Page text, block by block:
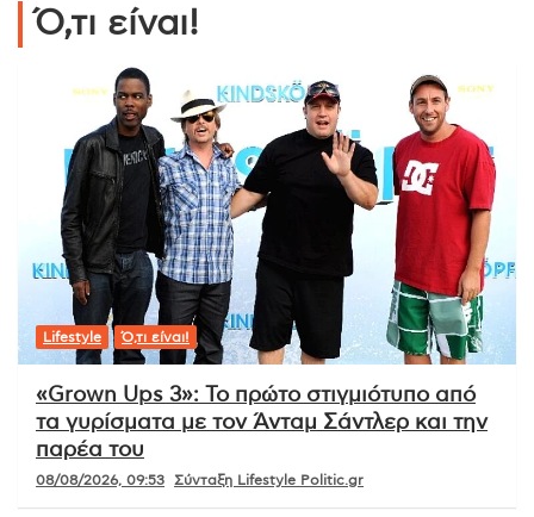
Ό,τι είναι!
Lifestyle Ό,τι είναι!
«Grown Ups 3»: Το πρώτο στιγμιότυπο από
τα γυρίσματα με τον Άνταμ Σάντλερ και την
παρέα του
08/08/2026, 09:53 Σύνταξη Lifestyle Politic.gr